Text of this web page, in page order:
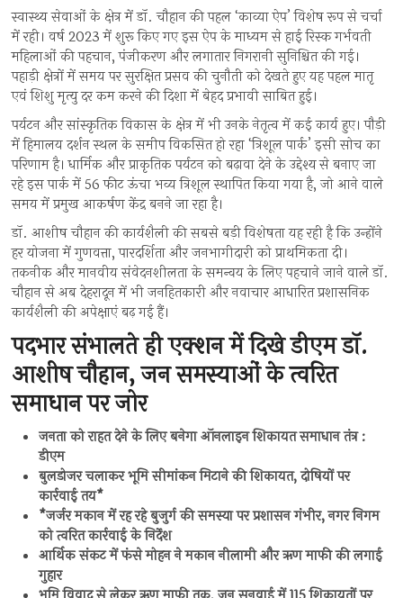
स्वास्थ्य सेवाओं के क्षेत्र में डॉ. चौहान की पहल ‘काव्या ऐप’ विशेष रूप से चर्चा
में रही। वर्ष 2023 में शुरू किए गए इस ऐप के माध्यम से हाई रिस्क गर्भवती
महिलाओं की पहचान, पंजीकरण और लगातार निगरानी सुनिश्चित की गई।
पहाड़ी क्षेत्रों में समय पर सुरक्षित प्रसव की चुनौती को देखते हुए यह पहल मातृ
एवं शिशु मृत्यु दर कम करने की दिशा में बेहद प्रभावी साबित हुई।
पर्यटन और सांस्कृतिक विकास के क्षेत्र में भी उनके नेतृत्व में कई कार्य हुए। पौड़ी
में हिमालय दर्शन स्थल के समीप विकसित हो रहा ‘त्रिशूल पार्क’ इसी सोच का
परिणाम है। धार्मिक और प्राकृतिक पर्यटन को बढ़ावा देने के उद्देश्य से बनाए जा
रहे इस पार्क में 56 फीट ऊंचा भव्य त्रिशूल स्थापित किया गया है, जो आने वाले
समय में प्रमुख आकर्षण केंद्र बनने जा रहा है।
डॉ. आशीष चौहान की कार्यशैली की सबसे बड़ी विशेषता यह रही है कि उन्होंने
हर योजना में गुणवत्ता, पारदर्शिता और जनभागीदारी को प्राथमिकता दी।
तकनीक और मानवीय संवेदनशीलता के समन्वय के लिए पहचाने जाने वाले डॉ.
चौहान से अब देहरादून में भी जनहितकारी और नवाचार आधारित प्रशासनिक
कार्यशैली की अपेक्षाएं बढ़ गई हैं।
पदभार संभालते ही एक्शन में दिखे डीएम डॉ.
आशीष चौहान, जन समस्याओं के त्वरित
समाधान पर जोर
जनता को राहत देने के लिए बनेगा ऑनलाइन शिकायत समाधान तंत्र :
डीएम
बुलडोजर चलाकर भूमि सीमांकन मिटाने की शिकायत, दोषियों पर
कार्रवाई तय*
*जर्जर मकान में रह रहे बुजुर्ग की समस्या पर प्रशासन गंभीर, नगर निगम
को त्वरित कार्रवाई के निर्देश
आर्थिक संकट में फंसे मोहन ने मकान नीलामी और ऋण माफी की लगाई
गुहार